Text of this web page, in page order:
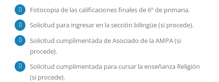
Fotocopia de las calificaciones finales de 6º de primaria.
Solicitud para ingresar en la sección bilingüe (si procede).
Solicitud cumplimentada de Asociado de la AMPA (si
procede).
Solicitud cumplimentada para cursar la enseñanza Religión
(si procede).